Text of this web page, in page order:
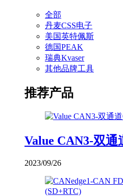
全部
丹麦CSS电子
美国英特佩斯
德国PEAK
瑞典Kvaser
其他品牌工具
推荐产品
Value CAN3-双通
2023/09/26